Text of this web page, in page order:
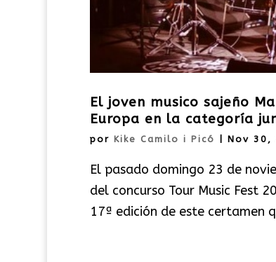
El joven musico sajeño
Europa en la categoría
por Kike Camilo i Picó Nov 30,
El pasado domingo 23 de
del concurso Tour Music Fest
17ª edición de este certamen